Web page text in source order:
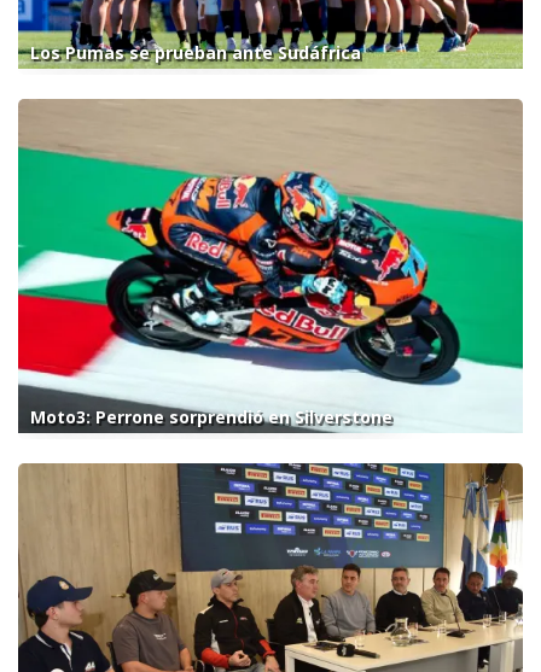
Los Pumas se prueban ante Sudáfrica
Moto3: Perrone sorprendió en Silverstone